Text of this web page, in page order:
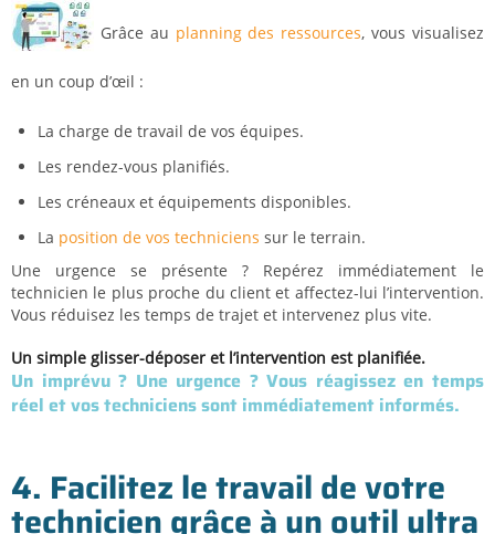
Grâce au planning des ressources, vous visualisez
en un coup d’œil :
La charge de travail de vos équipes.
Les rendez-vous planifiés.
Les créneaux et équipements disponibles.
La position de vos techniciens sur le terrain.
Une urgence se présente ? Repérez immédiatement le
technicien le plus proche du client et affectez-lui l’intervention.
Vous réduisez les temps de trajet et intervenez plus vite.
Un simple glisser-déposer et l’intervention est planifiée.
Un imprévu ? Une urgence ? Vous réagissez en temps
réel et vos techniciens sont immédiatement informés.
4. Facilitez le travail de votre
technicien grâce à un outil ultra